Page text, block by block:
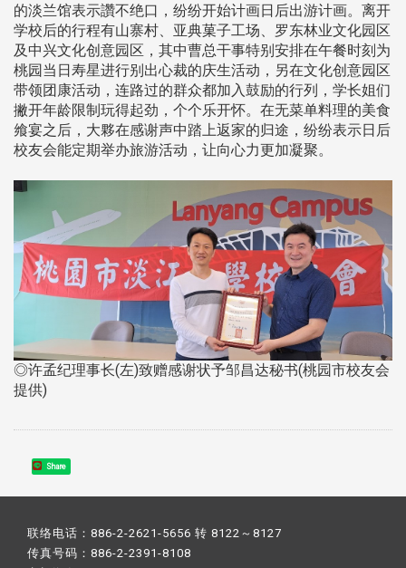
的淡兰馆表示讚不绝口，纷纷开始计画日后出游计画。离开
学校后的行程有山寨村、亚典菓子工场、罗东林业文化园区
及中兴文化创意园区，其中曹总干事特别安排在午餐时刻为
桃园当日寿星进行别出心裁的庆生活动，另在文化创意园区
带领团康活动，连路过的群众都加入鼓励的行列，学长姐们
撇开年龄限制玩得起劲，个个乐开怀。在无菜单料理的美食
飨宴之后，大夥在感谢声中踏上返家的归途，纷纷表示日后
校友会能定期举办旅游活动，让向心力更加凝聚。
◎许孟纪理事长(左)致赠感谢状予邹昌达秘书(桃园市校友会
提供)
Share
联络电话：886-2-2621-5656 转 8122～8127
传真号码：886-2-2391-8108